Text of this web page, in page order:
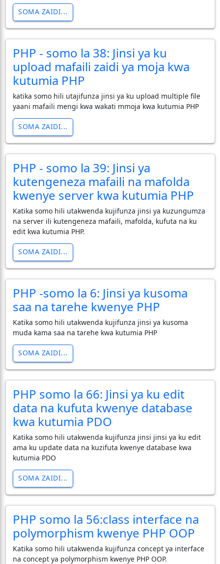
SOMA ZAIDI...
PHP - somo la 38: Jinsi ya ku
upload mafaili zaidi ya moja kwa
kutumia PHP
katika somo hili utajifunza jinsi ya ku upload multiple file
yaani mafaili mengi kwa wakati mmoja kwa kutumia PHP
SOMA ZAIDI...
PHP - somo la 39: Jinsi ya
kutengeneza mafaili na mafolda
kwenye server kwa kutumia PHP
Katika somo hili utakwenda kujifunza jinsi ya kuzungumza
na server ili kutengeneza mafaili, mafolda, kufuta na ku
edit kwa kutumia PHP.
SOMA ZAIDI...
PHP -somo la 6: Jinsi ya kusoma
saa na tarehe kwenye PHP
Katika somo hili utakwenda kujifunza jinsi ya kusoma
muda kama saa na tarehe kwa kutumia PHP
SOMA ZAIDI...
PHP somo la 66: Jinsi ya ku edit
data na kufuta kwenye database
kwa kutumia PDO
Katika somo hili utakwenda kujifunza jinsi jinsi ya ku edit
ama ku update data na kuzifuta kwenye database kwa
kutumia PDO
SOMA ZAIDI...
PHP somo la 56:class interface na
polymorphism kwenye PHP OOP
Katika somo hili utakwenda kujifunza concept ya interface
na concept ya polymorphism kwenye PHP OOP.